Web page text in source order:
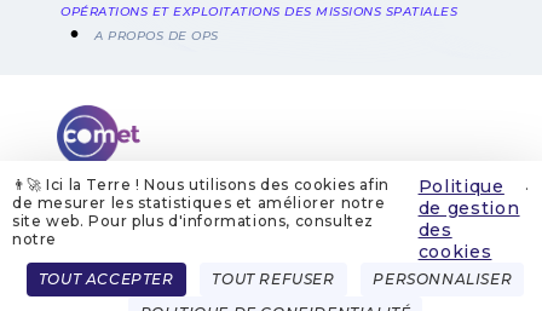
👨‍🚀 Ici la Terre ! Nous utilisons des cookies afin
de mesurer les statistiques et améliorer notre
site web. Pour plus d'informations, consultez
notre
Politique
de gestion
des
cookies
.
TOUT ACCEPTER TOUT REFUSER
PERSONNALISER
d'Ariane
OPÉRATIONS ET EXPLOITATIONS DES MISSIONS SPATIALES
A PROPOS DE OPS
Menu
QUI SOMMES-NOUS
MENTIONS LÉGALES
GESTION DES COOKIES
POLITIQUE DE GESTION DES COOKIES
FRENCH ENGLISH